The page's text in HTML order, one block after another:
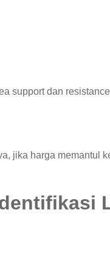
support dan
jika harga memantul